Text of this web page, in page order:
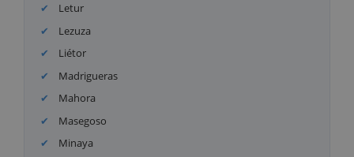
Letur
Lezuza
Liétor
Madrigueras
Mahora
Masegoso
Minaya